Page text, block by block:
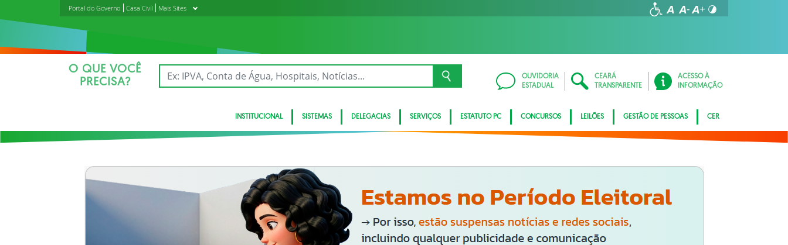
Portal do Governo Casa Civil Mais Sites
O QUE VOCÊ
PRECISA?
OUVIDORIA
ESTADUAL
CEARÁ
TRANSPARENTE
ACESSO À
INFORMAÇÃO
INSTITUCIONAL SISTEMAS DELEGACIAS SERVIÇOS ESTATUTO PC CONCURSOS LEILÕES GESTÃO DE PESSOAS CER